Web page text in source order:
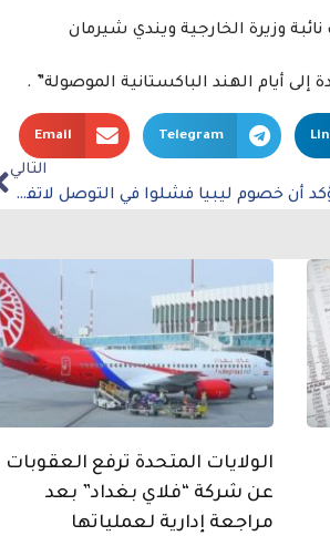
وزيرة الخارجية ويندي شيرمان
أيام الهند الباكستانية الموصولة” .
Telegram
Email
التالي
الأمم المتحدة تؤكد أن خصوم ليبيا فشلوا في التوصل لاتفاق في محادثات الانتخابات
الولايات المتحدة ترفع العقوبات
عن شركة “فلاي بغداد” بعد
مراجعة إدارية لعملياتها